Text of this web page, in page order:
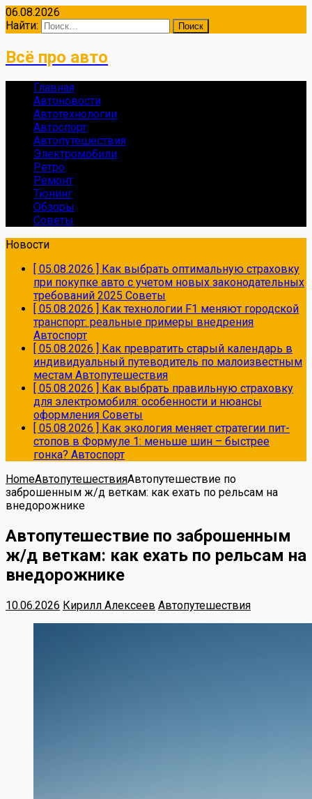
06.08.2026
Найти:
Всё про авто
Главная
Автоновости
Автотехнологии
Автоспорт
Автопутешествия
Электромобили
Ретро
Ремонт
Тюнинг
Обзоры
Советы
Новости
[ 05.08.2026 ] Как выбрать оптимальную страховку
при покупке авто с учетом новых законодательных
требований 2025 Советы
[ 05.08.2026 ] Как технологии F1 меняют городской
транспорт: реальные примеры внедрения
Автоспорт
[ 05.08.2026 ] Как превратить старый календарь в
индивидуальный путеводитель по малоизвестным
местам Автопутешествия
[ 05.08.2026 ] Как выбрать правильную страховку
для электромобиля: особенности и нюансы
оформления Советы
[ 05.08.2026 ] Как экология меняет стратегии пит-
стопов в Формуле 1: меньше шин – быстрее
гонка? Автоспорт
HomeАвтопутешествияАвтопутешествие по
заброшенным ж/д веткам: как ехать по рельсам на
внедорожнике
Автопутешествие по заброшенным
ж/д веткам: как ехать по рельсам на
внедорожнике
10.06.2026 Кирилл Алексеев Автопутешествия